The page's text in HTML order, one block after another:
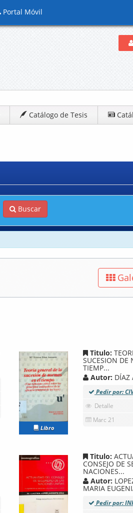
Portal Móvil
Catálogo de Tesis
Buscar
Libro
Titulo:
SUCESION DE
TIEMP...
Autor: DÍAZ
Pedir por:
Detalle
Marc 21
Titulo:
CONSEJO DE
NACIONES...
Autor:
MARIA
Pedir por: